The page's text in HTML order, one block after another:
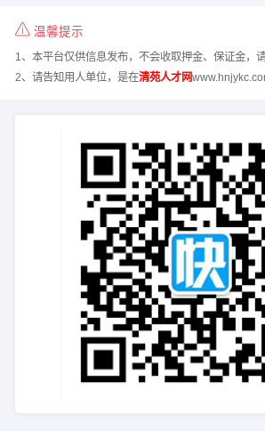
温馨提示
1、本平台仅供信息发布，不会收取押金、保证金，
2、请告知用人单位，是在清苑人才网